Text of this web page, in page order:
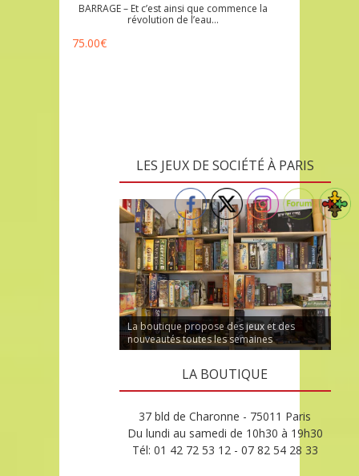
BARRAGE – Et c’est ainsi que commence la
révolution de l’eau…
75.00€
LES JEUX DE SOCIÉTÉ À PARIS
La boutique propose des jeux et des
nouveautés toutes les semaines
LA BOUTIQUE
37 bld de Charonne - 75011 Paris
Du lundi au samedi de 10h30 à 19h30
Tél: 01 42 72 53 12 - 07 82 54 28 33